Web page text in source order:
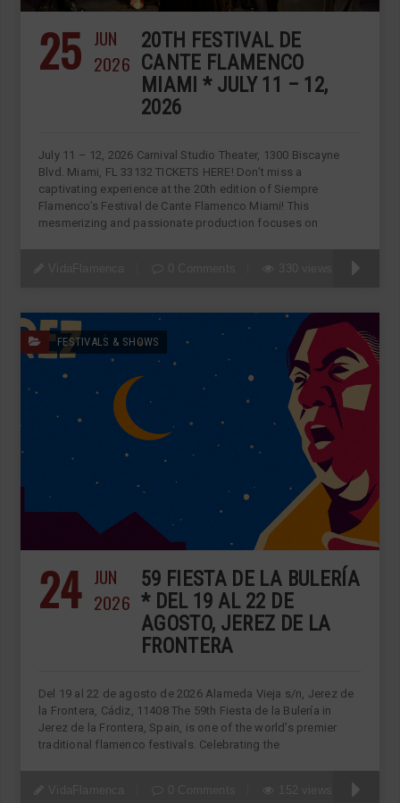
25 JUN
2026
20TH FESTIVAL DE
CANTE FLAMENCO
MIAMI * JULY 11 – 12,
2026
July 11 – 12, 2026 Carnival Studio Theater, 1300 Biscayne
Blvd. Miami, FL 33132 TICKETS HERE! Don’t miss a
captivating experience at the 20th edition of Siempre
Flamenco’s Festival de Cante Flamenco Miami! This
mesmerizing and passionate production focuses on
FESTIVALS & SHOWS
24 JUN
2026
59 FIESTA DE LA BULERÍA
* DEL 19 AL 22 DE
AGOSTO, JEREZ DE LA
FRONTERA
Del 19 al 22 de agosto de 2026 Alameda Vieja s/n, Jerez de
la Frontera, Cádiz, 11408 The 59th Fiesta de la Bulería in
Jerez de la Frontera, Spain, is one of the world’s premier
traditional flamenco festivals. Celebrating the